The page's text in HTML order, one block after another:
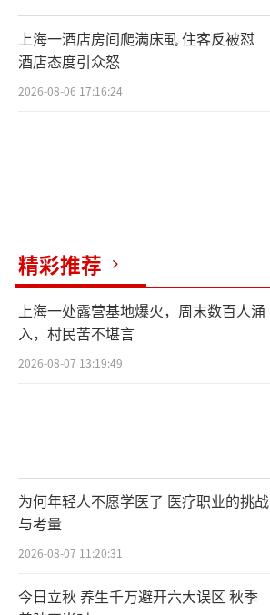
上海一酒店房间爬满床虱 住客反被怼
酒店态度引众怒
2026-08-06 17:16:24
精彩推荐
上海一处露营基地爆火，周末数百人涌
入，村民苦不堪言
2026-08-07 13:19:49
为何年轻人不愿学医了 医疗职业的挑战
与考量
2026-08-07 11:20:31
今日立秋 养生千万避开六大误区 秋季